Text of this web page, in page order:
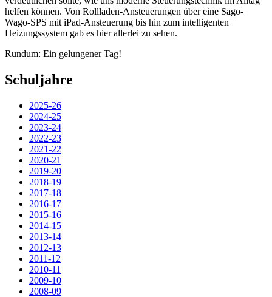
helfen können. Von Rollladen-Ansteuerungen über eine Sago-
Wago-SPS mit iPad-Ansteuerung bis hin zum intelligenten
Heizungssystem gab es hier allerlei zu sehen.
Rundum: Ein gelungener Tag!
Schuljahre
2025-26
2024-25
2023-24
2022-23
2021-22
2020-21
2019-20
2018-19
2017-18
2016-17
2015-16
2014-15
2013-14
2012-13
2011-12
2010-11
2009-10
2008-09